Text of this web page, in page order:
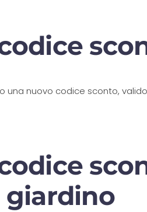
una nuovo codice sconto,
giardino